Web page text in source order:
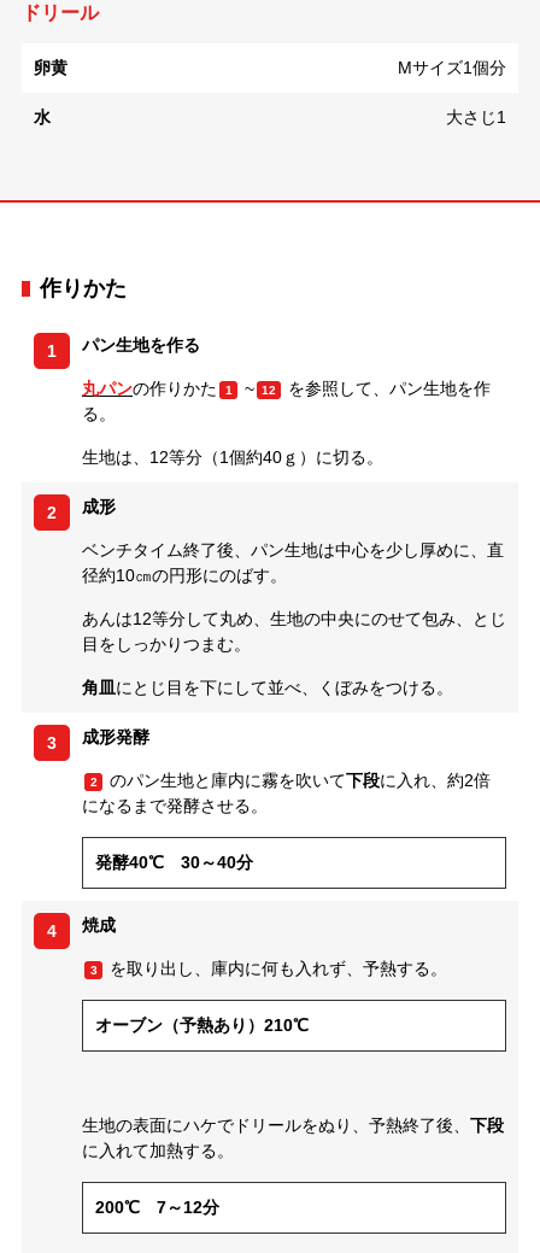
ドリール
卵黄 Mサイズ1個分
水 大さじ1
作りかた
1 パン生地を作る
丸パンの作りかた 1 ~ 12
を参照して、パン生地を作
る。
生地は、12等分（1個約40ｇ）に切る。
2 成形
ベンチタイム終了後、パン生地は中心を少し厚めに、直
径約10㎝の円形にのばす。
あんは12等分して丸め、生地の中央にのせて包み、とじ
目をしっかりつまむ。
角皿にとじ目を下にして並べ、くぼみをつける。
3 成形発酵
2 のパン生地と庫内に霧を吹いて下段に入れ、約2倍
になるまで発酵させる。
発酵40℃ 30～40分
4 焼成
3 を取り出し、庫内に何も入れず、予熱する。
オーブン（予熱あり）210℃
生地の表面にハケでドリールをぬり、予熱終了後、 下段
に入れて加熱する。
200℃ 7～12分